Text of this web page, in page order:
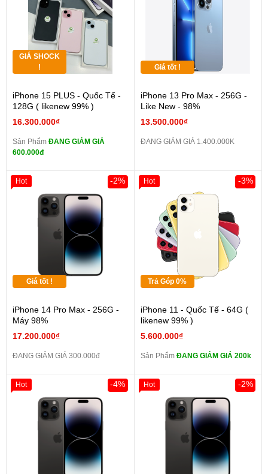
GIÁ SHOCK
!
iPhone 15 PLUS - Quốc Tế -
128G ( likenew 99% )
16.300.000₫
Sản Phẩm ĐANG GIẢM GIÁ
600.000đ
Giá tốt !
iPhone 13 Pro Max - 256G -
Like New - 98%
13.500.000₫
ĐANG GIẢM GIÁ 1.400.000K
Giá tốt !
iPhone 14 Pro Max - 256G -
Máy 98%
17.200.000₫
-2%
ĐANG GIẢM GIÁ 300.000đ
Hot
Trả Góp 0%
iPhone 11 - Quốc Tế - 64G (
likenew 99% )
5.600.000₫
-3%
Sản Phẩm ĐANG GIẢM GIÁ 200k
Hot
-4%
Hot -2%
Hot